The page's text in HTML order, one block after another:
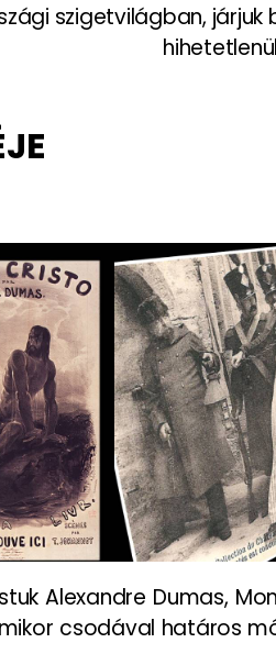
szigetvilágban,
Alexandre Dumas,
csodával határos